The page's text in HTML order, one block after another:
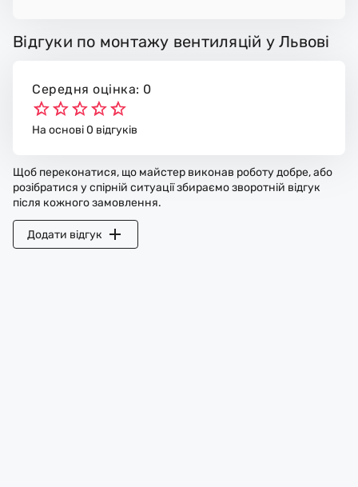
Відгуки по монтажу вентиляцій у Львові
Середня оцінка: 0
На основі 0 відгуків
Щоб переконатися, що майстер виконав роботу добре, або
розібратися у спірній ситуації збираємо зворотній відгук
після кожного замовлення.
Додати відгук